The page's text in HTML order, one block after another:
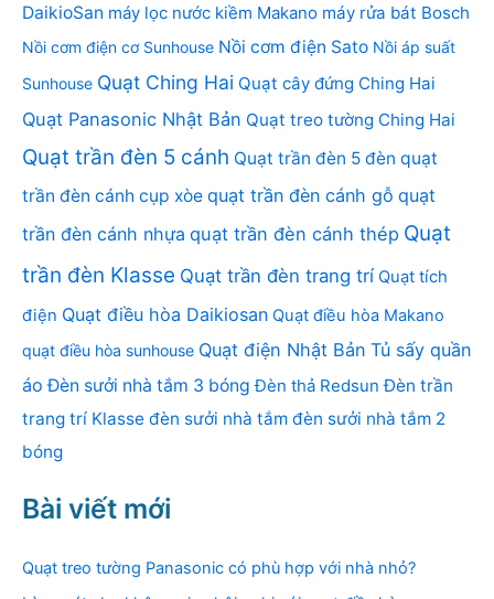
DaikioSan máy lọc nước kiềm Makano máy rửa bát Bosch
Nồi cơm điện cơ Sunhouse Nồi cơm điện Sato Nồi áp suất
Sunhouse Quạt Ching Hai Quạt cây đứng Ching Hai
Quạt Panasonic Nhật Bản Quạt treo tường Ching Hai
Quạt trần đèn 5 cánh Quạt trần đèn 5 đèn quạt
trần đèn cánh cụp xòe quạt trần đèn cánh gỗ quạt
trần đèn cánh nhựa quạt trần đèn cánh thép Quạt
trần đèn Klasse Quạt trần đèn trang trí Quạt tích
điện Quạt điều hòa Daikiosan Quạt điều hòa Makano
quạt điều hòa sunhouse Quạt điện Nhật Bản Tủ sấy quần
áo Đèn sưởi nhà tắm 3 bóng Đèn thả Redsun Đèn trần
trang trí Klasse đèn sưởi nhà tắm đèn sưởi nhà tắm 2
bóng
Bài viết mới
Quạt treo tường Panasonic có phù hợp với nhà nhỏ?